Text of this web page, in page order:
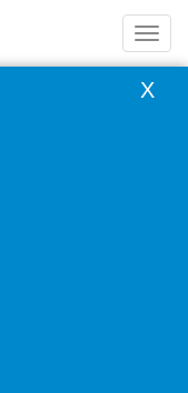
导
X
康子润
也迎来了一场别开
康子润同学在校园
兔",用活泼生动的